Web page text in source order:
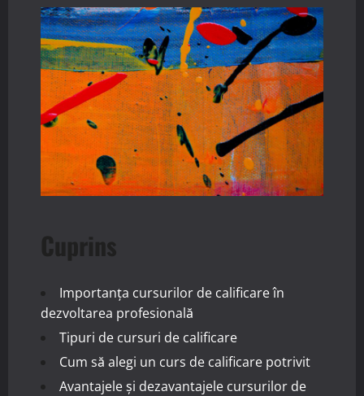
Cuprins
Importanța cursurilor de calificare în
dezvoltarea profesională
Tipuri de cursuri de calificare
Cum să alegi un curs de calificare potrivit
Avantajele și dezavantajele cursurilor de